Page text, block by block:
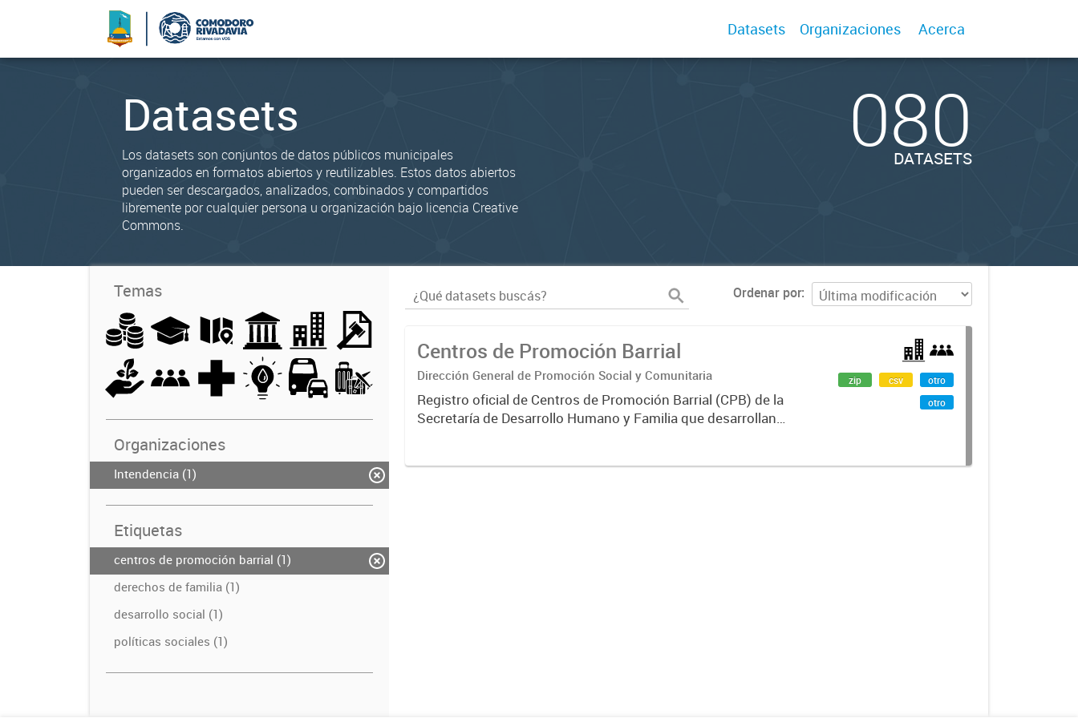
Datasets Organizaciones Acerca
Datasets
Los datasets son conjuntos de datos públicos municipales
organizados en formatos abiertos y reutilizables. Estos datos abiertos
pueden ser descargados, analizados, combinados y compartidos
libremente por cualquier persona u organización bajo licencia Creative
Commons.
080
DATASETS
Temas
Organizaciones
Intendencia (1)
Etiquetas
centros de promoción barrial (1)
derechos de familia (1)
desarrollo social (1)
políticas sociales (1)
Ordenar por
Centros de Promoción Barrial
Dirección General de Promoción Social y Comunitaria
Registro oficial de Centros de Promoción Barrial (CPB) de la
Secretaría de Desarrollo Humano y Familia que desarrollan
zip csv
otro
otro